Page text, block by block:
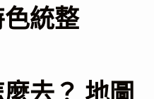
統整
去？ 地圖